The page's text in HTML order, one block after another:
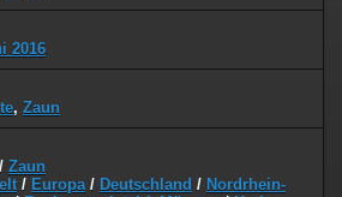
2016
, Zaun
/ Zaun
/ Europa / Deutschland / Nordrhein-